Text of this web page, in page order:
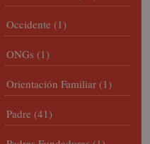
Occidente (1)
ONGs (1)
Orientación Familiar (1)
Padre (41)